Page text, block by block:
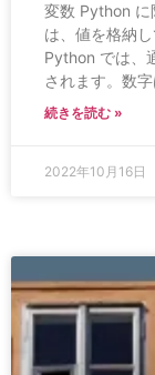
変数 Python に
は、値を格納
Python では、
されます。数
続きを読む »
2022年10月16日